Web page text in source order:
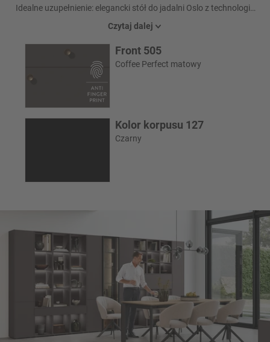
Idealne uzupełnienie: elegancki stół do jadalni Oslo z technologią
butterfly do rozkładania i eleganckie fotele Turn II.
Czytaj dalej
Front 505
Coffee Perfect matowy
Kolor korpusu 127
Czarny